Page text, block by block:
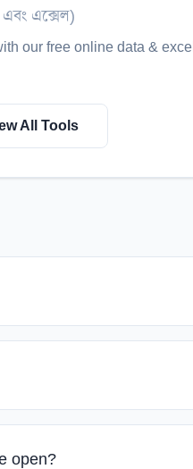
এবং এক্সেল)
our free onlinedata & excel
All Tools
open?